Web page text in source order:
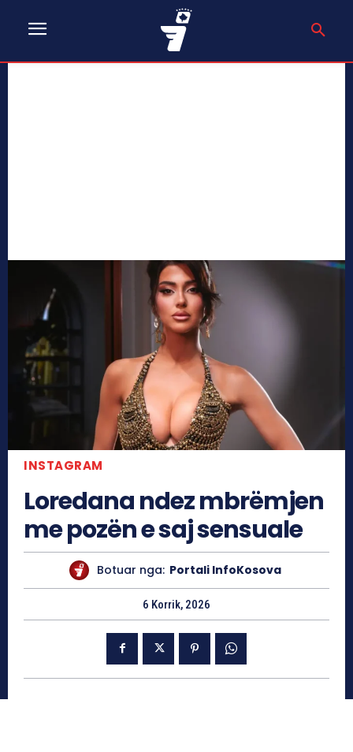
INSTAGRAM
Loredana ndez mbrëmjen
me pozën e saj sensuale
Botuar nga: Portali InfoKosova
6 Korrik, 2026